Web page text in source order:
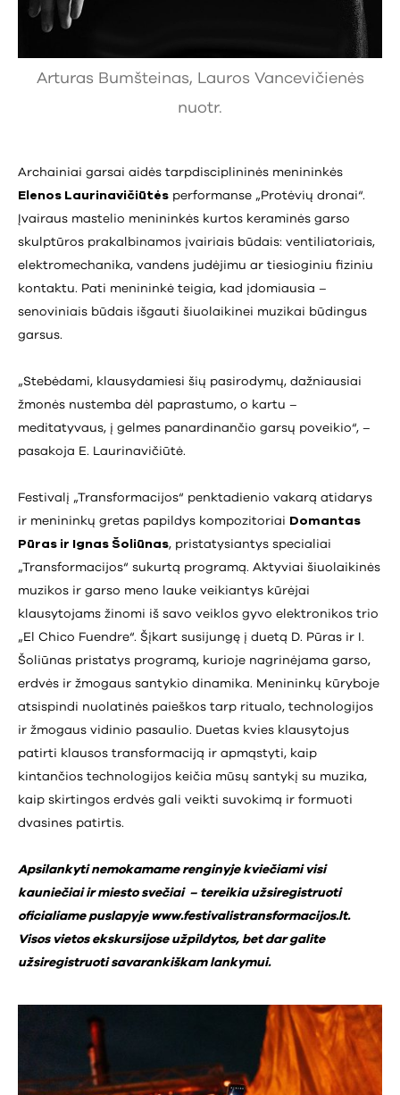
Arturas Bumšteinas, Lauros Vancevičienės
nuotr.
Archainiai garsai aidės tarpdisciplininės menininkės
Elenos Laurinavičiūtės performanse „Protėvių dronai“.
Įvairaus mastelio menininkės kurtos keraminės garso
skulptūros prakalbinamos įvairiais būdais: ventiliatoriais,
elektromechanika, vandens judėjimu ar tiesioginiu fiziniu
kontaktu. Pati menininkė teigia, kad įdomiausia –
senoviniais būdais išgauti šiuolaikinei muzikai būdingus
garsus.
„Stebėdami, klausydamiesi šių pasirodymų, dažniausiai
žmonės nustemba dėl paprastumo, o kartu –
meditatyvaus, į gelmes panardinančio garsų poveikio“, –
pasakoja E. Laurinavičiūtė.
Festivalį „Transformacijos“ penktadienio vakarą atidarys
ir menininkų gretas papildys kompozitoriai Domantas
Pūras ir Ignas Šoliūnas, pristatysiantys specialiai
„Transformacijos“ sukurtą programą. Aktyviai šiuolaikinės
muzikos ir garso meno lauke veikiantys kūrėjai
klausytojams žinomi iš savo veiklos gyvo elektronikos trio
„El Chico Fuendre“. Šįkart susijungę į duetą D. Pūras ir I.
Šoliūnas pristatys programą, kurioje nagrinėjama garso,
erdvės ir žmogaus santykio dinamika. Menininkų kūryboje
atsispindi nuolatinės paieškos tarp ritualo, technologijos
ir žmogaus vidinio pasaulio. Duetas kvies klausytojus
patirti klausos transformaciją ir apmąstyti, kaip
kintančios technologijos keičia mūsų santykį su muzika,
kaip skirtingos erdvės gali veikti suvokimą ir formuoti
dvasines patirtis.
Apsilankyti nemokamame renginyje kviečiami visi
kauniečiai ir miesto svečiai – tereikia užsiregistruoti
oficialiame puslapyje www.festivalistransformacijos.lt.
Visos vietos ekskursijose užpildytos, bet dar galite
užsiregistruoti savarankiškam lankymui.